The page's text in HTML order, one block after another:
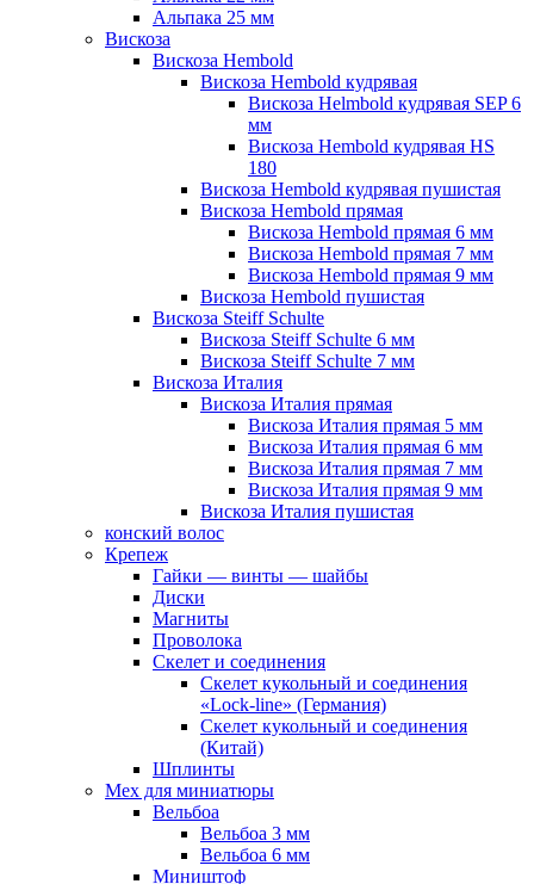
Альпака 25 мм
Вискоза
Вискоза Hembold
Вискоза Hembold кудрявая
Вискоза Helmbold кудрявая SEP 6
мм
Вискоза Hembold кудрявая HS
180
Вискоза Hembold кудрявая пушистая
Вискоза Hembold прямая
Вискоза Hembold прямая 6 мм
Вискоза Hembold прямая 7 мм
Вискоза Hembold прямая 9 мм
Вискоза Hembold пушистая
Вискоза Steiff Schulte
Вискоза Steiff Schulte 6 мм
Вискоза Steiff Schulte 7 мм
Вискоза Италия
Вискоза Италия прямая
Вискоза Италия прямая 5 мм
Вискоза Италия прямая 6 мм
Вискоза Италия прямая 7 мм
Вискоза Италия прямая 9 мм
Вискоза Италия пушистая
конский волос
Крепеж
Гайки — винты — шайбы
Диски
Магниты
Проволока
Скелет и соединения
Скелет кукольный и соединения
«Lock-line» (Германия)
Скелет кукольный и соединения
(Китай)
Шплинты
Мех для миниатюры
Вельбоа
Вельбоа 3 мм
Вельбоа 6 мм
Миништоф